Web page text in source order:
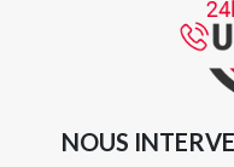
NOUS